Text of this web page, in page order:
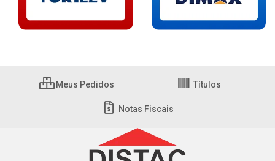
Meus Pedidos Títulos
Notas Fiscais